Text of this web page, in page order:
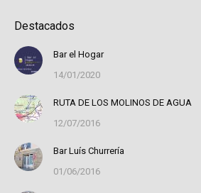
Destacados
Bar el Hogar
14/01/2020
RUTA DE LOS MOLINOS DE AGUA
12/07/2016
Bar Luís Churrería
01/06/2016